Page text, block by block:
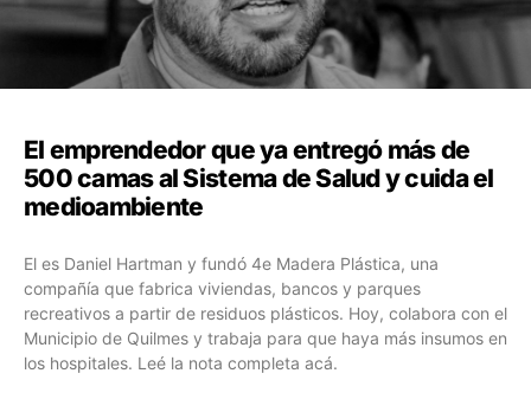
El emprendedor que ya entregó más de
500 camas al Sistema de Salud y cuida el
medioambiente
El es Daniel Hartman y fundó 4e Madera Plástica, una
compañía que fabrica viviendas, bancos y parques
recreativos a partir de residuos plásticos. Hoy, colabora con el
Municipio de Quilmes y trabaja para que haya más insumos en
los hospitales. Leé la nota completa acá.